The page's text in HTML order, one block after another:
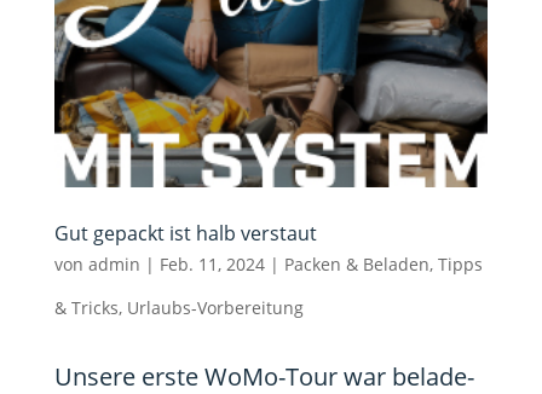
Gut gepackt ist halb verstaut
von admin | Feb. 11, 2024| Packen & Beladen, Tipps
& Tricks, Urlaubs-Vorbereitung
Unsere erste WoMo-Tour war belade-